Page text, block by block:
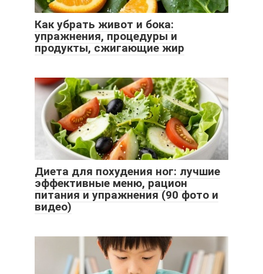
Как убрать живот и бока:
упражнения, процедуры и
продукты, сжигающие жир
Диета для похудения ног: лучшие
эффективные меню, рацион
питания и упражнения (90 фото и
видео)